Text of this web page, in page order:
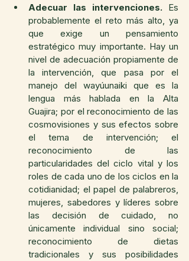
Adecuar las intervenciones. Es
probablemente el reto más alto, ya
que exige un pensamiento
estratégico muy importante. Hay un
nivel de adecuación propiamente de
la intervención, que pasa por el
manejo del wayúunaiki que es la
lengua más hablada en la Alta
Guajira; por el reconocimiento de las
cosmovisiones y sus efectos sobre
el tema de intervención; el
reconocimiento de las
particularidades del ciclo vital y los
roles de cada uno de los ciclos en la
cotidianidad; el papel de palabreros,
mujeres, sabedores y líderes sobre
las decisión de cuidado, no
únicamente individual sino social;
reconocimiento de dietas
tradicionales y sus posibilidades